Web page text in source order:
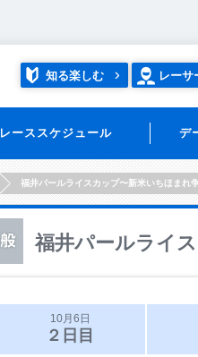
知る楽しむ レーサ
レーススケジュール デ
福井パールライスカップ〜新米いちほまれ
福井パールライ
10月6日
２日目